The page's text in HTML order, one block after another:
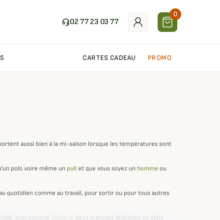
02 77 23 03 77
0
CARTES CADEAU PROMO
aussi bien à la mi-saison lorsque les températures sont
polo voire même un pull et que vous soyez un homme ou
quotidien comme au travail, pour sortir ou pour tous autres
tout comme Dubarry, deux marques Anglaises au style